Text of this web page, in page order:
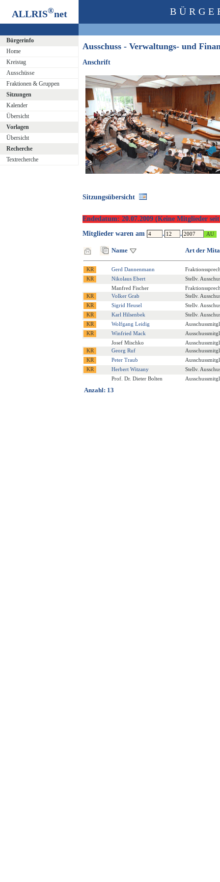
ALLRIS®net
Bürgerinfo
Home
Kreistag
Ausschüsse
Fraktionen & Gruppen
Sitzungen
Kalender
Übersicht
Vorlagen
Übersicht
Recherche
Textrecherche
Ausschuss - Verwaltungs- und
Anschrift
Sitzungsübersicht
Endedatum: 20.07.2009 (Keine Mitglieder seit
Mitglieder waren am
. .
Name Art der
Gerd Dannenmann
Nikolaus Ebert
Stellv.
Manfred Fischer
Volker Grab
Stellv.
Sigrid Heusel
Stellv.
Karl Hilsenbek
Stellv.
Wolfgang Leidig
Winfried Mack
Josef Mischko
Georg Ruf
Peter Traub
Herbert Witzany
Stellv.
Prof. Dr. Dieter Bolten
Anzahl: 13